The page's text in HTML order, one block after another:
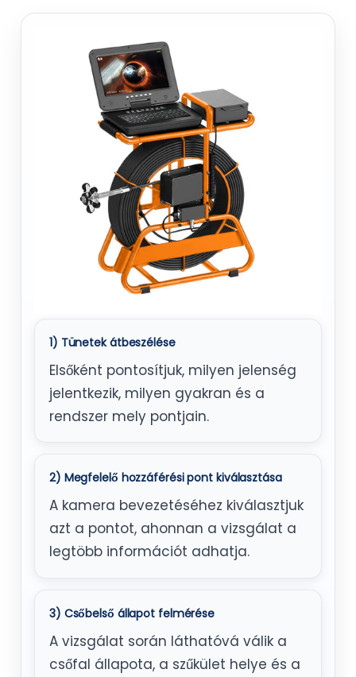
1) Tünetek átbeszélése
Elsőként pontosítjuk, milyen jelenség
jelentkezik, milyen gyakran és a
rendszer mely pontjain.
2) Megfelelő hozzáférési pont kiválasztása
A kamera bevezetéséhez kiválasztjuk
azt a pontot, ahonnan a vizsgálat a
legtöbb információt adhatja.
3) Csőbelső állapot felmérése
A vizsgálat során láthatóvá válik a
csőfal állapota, a szűkület helye és a